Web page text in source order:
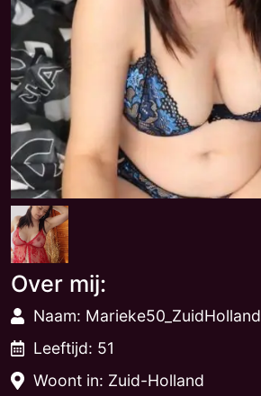
Over mij:
Naam: Marieke50_ZuidHolland
Leeftijd: 51
Woont in: Zuid-Holland